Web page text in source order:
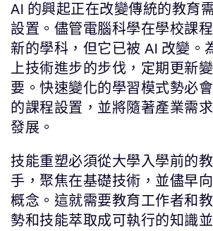
AI 的興起正在改變傳統的教育
設置。儘管電腦科學在學校課
新的學科，但它已被 AI 改變。
上技術進步的步伐，定期更新
要。快速變化的學習模式勢必
的課程設置，並將隨著產業需
發展。
技能重塑必須從大學入學前的
手，聚焦在基礎技術，並儘早
概念。這就需要教育工作者和
勢和技能萃取成可執行的知識